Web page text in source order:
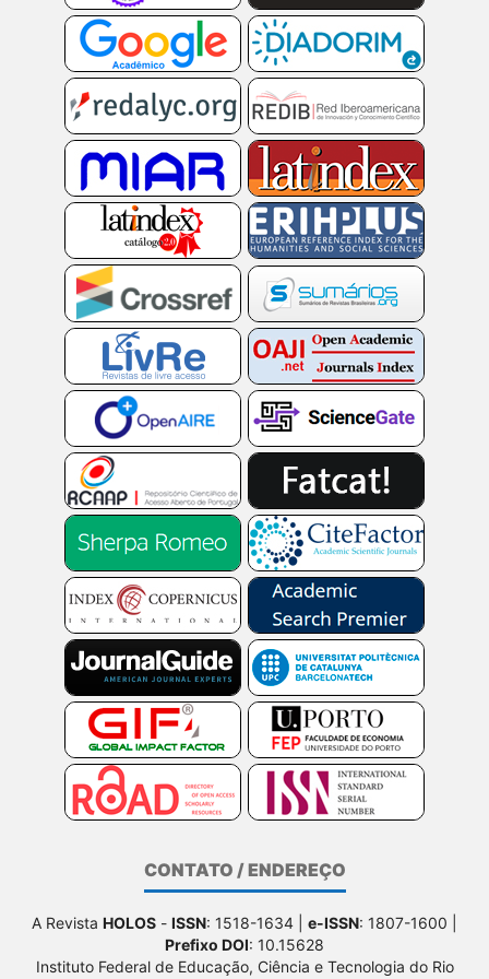
CONTATO / ENDEREÇO
A Revista HOLOS - ISSN: 1518-1634 | e-ISSN: 1807-1600 |
Prefixo DOI: 10.15628
Instituto Federal de Educação, Ciência e Tecnologia do Rio